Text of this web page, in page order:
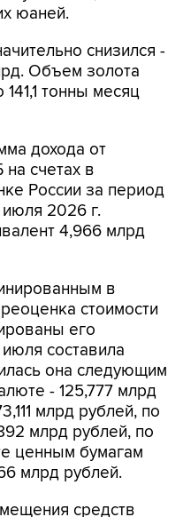
снизился -
тонны месяц
дохода от
России за период
2026 г.
4,966 млрд
в
его
составила
она следующим
- 125,777 млрд
млрд рублей, по
млрд рублей, по
ценным бумагам
млрд рублей.
средств